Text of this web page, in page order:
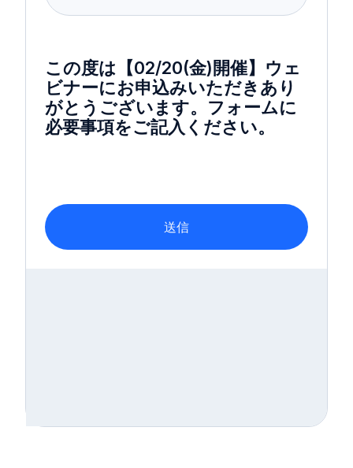
この度は【02/20(金)開催】ウェ
ビナーにお申込みいただきあり
がとうございます。フォームに
必要事項をご記入ください。
送信